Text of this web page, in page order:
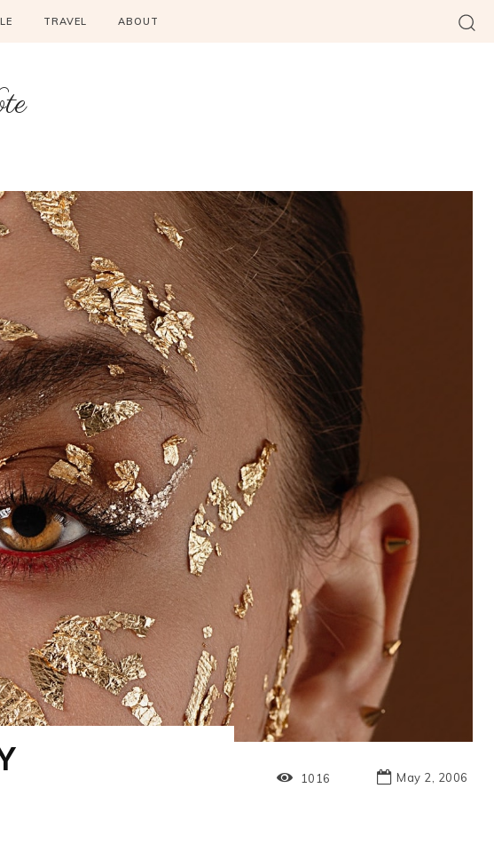
TRAVEL ABOUT
1016 May 2, 2006